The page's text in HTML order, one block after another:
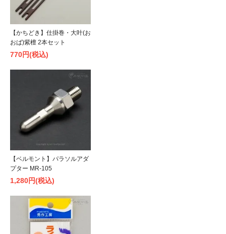
【かちどき】仕掛巻・大叶(お
おば)紫檀 2本セット
770円(税込)
【ベルモント】パラソルアダ
プター MR-105
1,280円(税込)